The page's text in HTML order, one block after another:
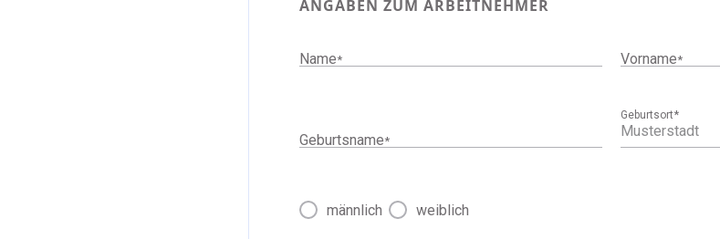
ANGABEN ZUM ARBEITNEHMER
Name* Vorname*
Geburtsname*
Geburtsort*
männlich weiblich